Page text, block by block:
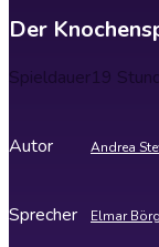
Der
Spieldauer19
Autor Andrea
Sprecher Elmar